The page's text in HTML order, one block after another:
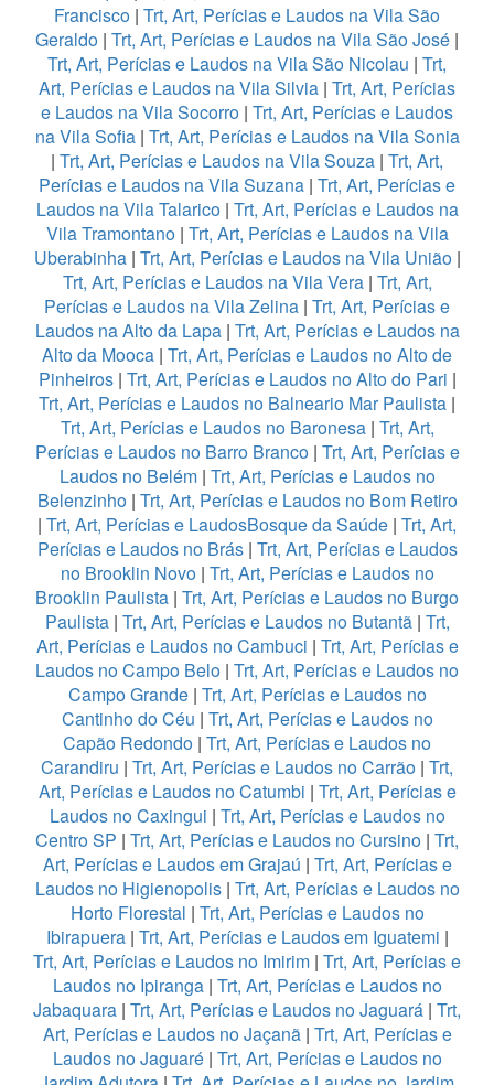
Francisco | Trt, Art, Perícias e Laudos na Vila São
Geraldo | Trt, Art, Perícias e Laudos na Vila São José |
Trt, Art, Perícias e Laudos na Vila São Nicolau | Trt,
Art, Perícias e Laudos na Vila Silvia | Trt, Art, Perícias
e Laudos na Vila Socorro | Trt, Art, Perícias e Laudos
na Vila Sofia| Trt, Art, Perícias e Laudos na Vila Sonia
| Trt, Art, Perícias e Laudos na Vila Souza | Trt, Art,
Perícias e Laudos na Vila Suzana | Trt, Art, Perícias e
Laudos na Vila Talarico| Trt, Art, Perícias e Laudos na
Vila Tramontano| Trt, Art, Perícias e Laudos na Vila
Uberabinha| Trt, Art, Perícias e Laudos na Vila União|
Trt, Art, Perícias e Laudos na Vila Vera| Trt, Art,
Perícias e Laudos na Vila Zelina | Trt, Art, Perícias e
Laudos na Alto da Lapa| Trt, Art, Perícias e Laudos na
Alto da Mooca | Trt, Art, Perícias e Laudos no Alto de
Pinheiros| Trt, Art, Perícias e Laudos no Alto do Pari |
Trt, Art, Perícias e Laudos no Balneario Mar Paulista |
Trt, Art, Perícias e Laudos no Baronesa| Trt, Art,
Perícias e Laudos no Barro Branco| Trt, Art, Perícias e
Laudos no Belém| Trt, Art, Perícias e Laudos no
Belenzinho| Trt, Art, Perícias e Laudos no Bom Retiro
| Trt, Art, Perícias e LaudosBosque da Saúde | Trt, Art,
Perícias e Laudos no Brás| Trt, Art, Perícias e Laudos
no Brooklin Novo| Trt, Art, Perícias e Laudos no
Brooklin Paulista | Trt, Art, Perícias e Laudos no Burgo
Paulista| Trt, Art, Perícias e Laudos no Butantã| Trt,
Art, Perícias e Laudos no Cambuci | Trt, Art, Perícias e
Laudos no Campo Belo | Trt, Art, Perícias e Laudos no
Campo Grande| Trt, Art, Perícias e Laudos no
Cantinho do Céu | Trt, Art, Perícias e Laudos no
Capão Redondo | Trt, Art, Perícias e Laudos no
Carandiru | Trt, Art, Perícias e Laudos no Carrão | Trt,
Art, Perícias e Laudos no Catumbi | Trt, Art, Perícias e
Laudos no Caxingui | Trt, Art, Perícias e Laudos no
Centro SP | Trt, Art, Perícias e Laudos no Cursino | Trt,
Art, Perícias e Laudos em Grajaú | Trt, Art, Perícias e
Laudos no Higienopolis| Trt, Art, Perícias e Laudos no
Horto Florestal | Trt, Art, Perícias e Laudos no
Ibirapuera| Trt, Art, Perícias e Laudos em Iguatemi |
Trt, Art, Perícias e Laudos no Imirim | Trt, Art, Perícias e
Laudos no Ipiranga| Trt, Art, Perícias e Laudos no
Jabaquara | Trt, Art, Perícias e Laudos no Jaguará | Trt,
Art, Perícias e Laudos no Jaçanã| Trt, Art, Perícias e
Laudos no Jaguaré| Trt, Art, Perícias e Laudos no